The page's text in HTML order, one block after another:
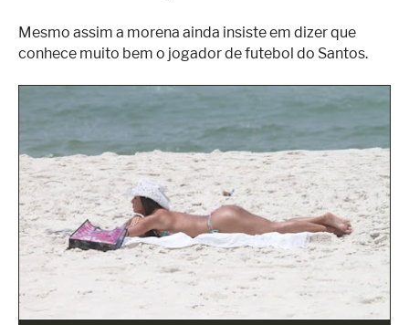
Contato
Mesmo assim a morena ainda insiste em dizer que
conhece muito bem o jogador de futebol do Santos.